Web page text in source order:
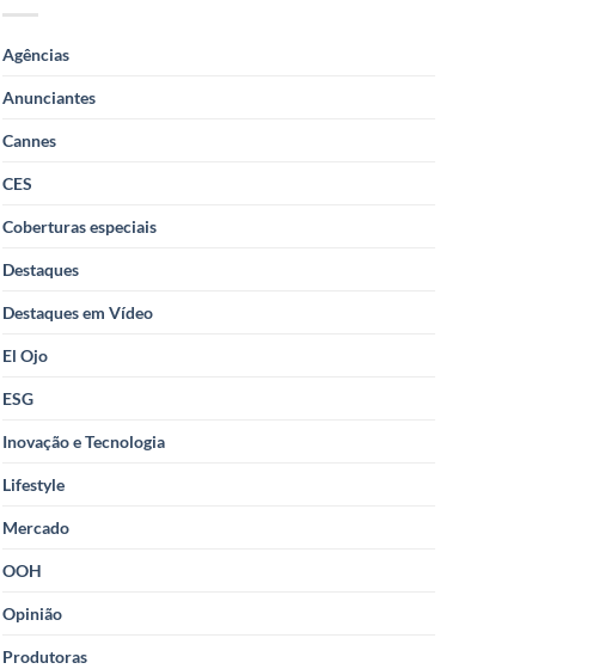
Agências
Anunciantes
Cannes
CES
Coberturas especiais
Destaques
Destaques em Vídeo
El Ojo
ESG
Inovação e Tecnologia
Lifestyle
Mercado
OOH
Opinião
Produtoras